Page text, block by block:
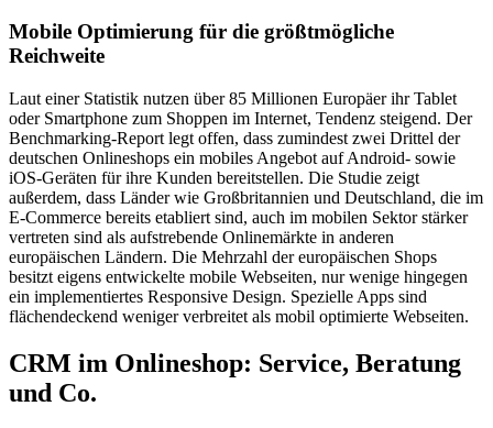
Mobile Optimierung für die größtmögliche
Reichweite
Laut einer Statistik nutzen über 85 Millionen Europäer ihr Tablet
oder Smartphone zum Shoppen im Internet, Tendenz steigend. Der
Benchmarking-Report legt offen, dass zumindest zwei Drittel der
deutschen Onlineshops ein mobiles Angebot auf Android- sowie
iOS-Geräten für ihre Kunden bereitstellen. Die Studie zeigt
außerdem, dass Länder wie Großbritannien und Deutschland, die im
E-Commerce bereits etabliert sind, auch im mobilen Sektor stärker
vertreten sind als aufstrebende Onlinemärkte in anderen
europäischen Ländern. Die Mehrzahl der europäischen Shops
besitzt eigens entwickelte mobile Webseiten, nur wenige hingegen
ein implementiertes Responsive Design. Spezielle Apps sind
flächendeckend weniger verbreitet als mobil optimierte Webseiten.
CRM im Onlineshop: Service, Beratung
und Co.